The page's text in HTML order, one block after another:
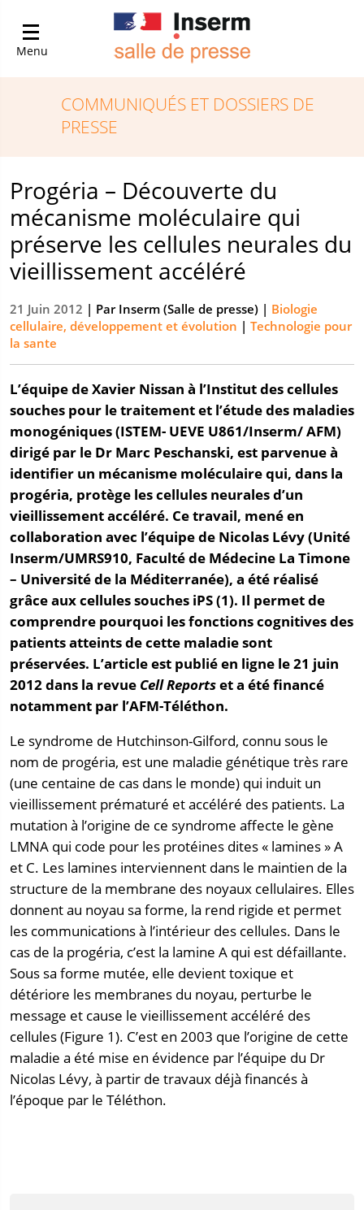
Menu
COMMUNIQUÉS ET DOSSIERS DE
PRESSE
Progéria – Découverte du
mécanisme moléculaire qui
préserve les cellules neurales du
vieillissement accéléré
21 Juin 2012 | ParInserm (Salle de presse) | Biologie
cellulaire, développement et évolution | Technologie pour
la sante
L’équipe de Xavier Nissan à l’Institut des cellules
souches pour le traitement et l’étude des maladies
monogéniques (ISTEM- UEVE U861/Inserm/ AFM)
dirigé par le Dr Marc Peschanski, est parvenue à
identifier un mécanisme moléculaire qui, dans la
progéria, protège les cellules neurales d’un
vieillissement accéléré. Ce travail, mené en
collaboration avec l’équipe de Nicolas Lévy (Unité
Inserm/UMRS910, Faculté de Médecine La Timone
– Université de la Méditerranée), a été réalisé
grâce aux cellules souches iPS (1). Il permet de
comprendre pourquoi les fonctions cognitives des
patients atteints de cette maladie sont
préservées. L’article est publié en ligne le 21 juin
2012 dans la revue Cell Reportset a été financé
notamment par l’AFM-Téléthon.
Le syndrome de Hutchinson-Gilford, connu sous le
nom de progéria, est une maladie génétique très rare
(une centaine de cas dans le monde) qui induit un
vieillissement prématuré et accéléré des patients. La
mutation à l’origine de ce syndrome affecte le gène
LMNA qui code pour les protéines dites « lamines » A
et C. Les lamines interviennent dans le maintien de la
structure de la membrane des noyaux cellulaires. Elles
donnent au noyau sa forme, la rend rigide et permet
les communications à l’intérieur des cellules. Dans le
cas de la progéria, c’est la lamine A qui est défaillante.
Sous sa forme mutée, elle devient toxique et
détériore les membranes du noyau, perturbe le
message et cause le vieillissement accéléré des
cellules (Figure 1). C’est en 2003 que l’origine de cette
maladie a été mise en évidence par l’équipe du Dr
Nicolas Lévy, à partir de travaux déjà financés à
l’époque par le Téléthon.